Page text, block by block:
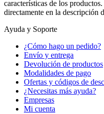
características de los
directamente en la descripción
Ayuda y Soporte
¿Cómo hago un pedido?
Envío y entrega
Devolución de productos
Modalidades de pago
Ofertas y códigos de
¿Necesitas más ayuda?
Empresas
Mi cuenta